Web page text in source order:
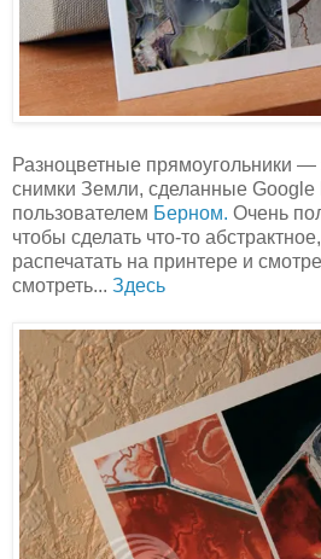
Разноцветные прямоугольники —
снимки Земли, сделанные
пользователем Берном. Очень
чтобы сделать что-то
распечатать на принтере и
смотреть... Здесь